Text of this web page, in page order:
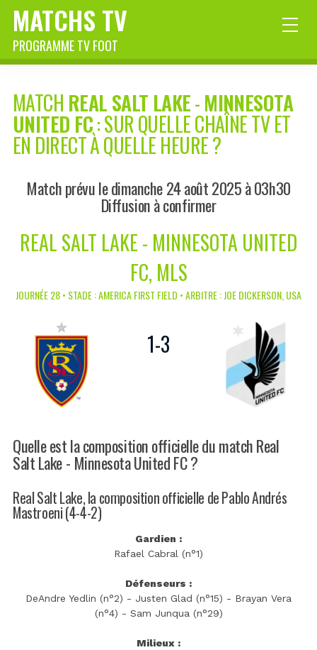
MATCHS TV
PROGRAMME TV FOOT
MATCH REAL SALT LAKE-MINNESOTA
UNITED FC: SUR QUELLE CHAÎNE TV ET
EN DIRECT À QUELLE HEURE ?
Match prévu le dimanche 24 août 2025 à 03h30
Diffusion à confirmer
REAL SALT LAKE - MINNESOTA UNITED
FC, MLS
JOURNÉE 28 • STADE : AMERICA FIRST FIELD • ARBITRE : JOE DICKERSON, USA
1-3
Quelle est la composition officielle du match Real
Salt Lake - Minnesota United FC ?
Real Salt Lake, la composition officielle de Pablo Andrés
Mastroeni (4-4-2)
Gardien :
Rafael Cabral (n°1)
Défenseurs :
DeAndre Yedlin (n°2) - Justen Glad (n°15) - Brayan Vera
(n°4) - Sam Junqua (n°29)
Milieux :